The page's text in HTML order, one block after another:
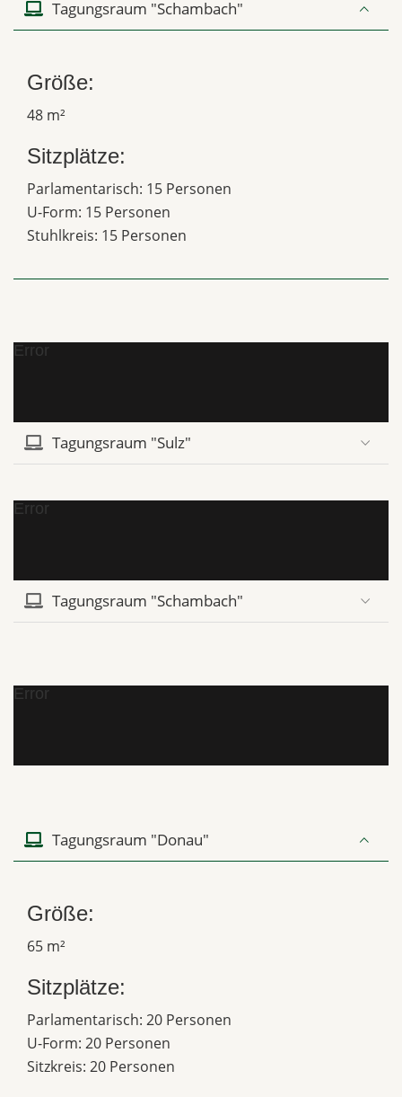
Tagungsraum "Schambach"
Größe:
48 m²
Sitzplätze:
Parlamentarisch: 15 Personen
U-Form: 15 Personen
Stuhlkreis: 15 Personen
Error
Tagungsraum "Sulz"
Error
Tagungsraum "Schambach"
Error
Tagungsraum "Donau"
Größe:
65 m²
Sitzplätze:
Parlamentarisch: 20 Personen
U-Form: 20 Personen
Sitzkreis: 20 Personen